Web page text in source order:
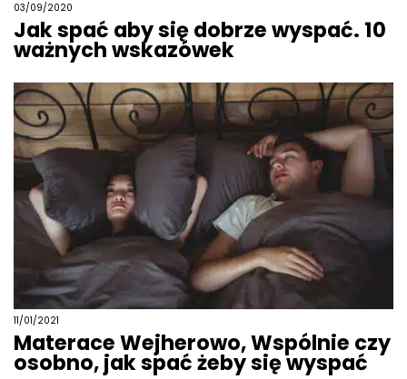
03/09/2020
Jak spać aby się dobrze wyspać. 10
ważnych wskazówek
11/01/2021
Materace Wejherowo, Wspólnie czy
osobno, jak spać żeby się wyspać